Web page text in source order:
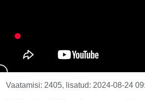
Vaatamisi: 2405, lisatud: 2024-08-24